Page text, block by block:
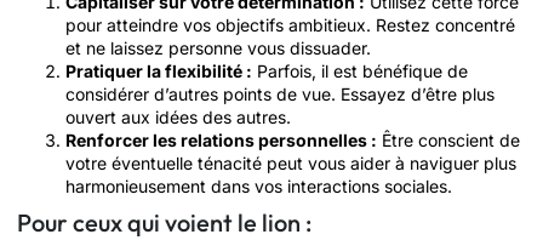
pour atteindre vos objectifs ambitieux. Restez concentré
et ne laissez personne vous dissuader.
Pratiquer la flexibilité : Parfois, il est bénéfique de
considérer d’autres points de vue. Essayez d’être plus
ouvert aux idées des autres.
Renforcer les relations personnelles : Être conscient de
votre éventuelle ténacité peut vous aider à naviguer plus
harmonieusement dans vos interactions sociales.
Pour ceux qui voient le lion :